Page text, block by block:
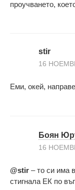
проучването,
stir
16
Еми, окей,
Боян
16
@stir – то си има
стигнала ЕК по